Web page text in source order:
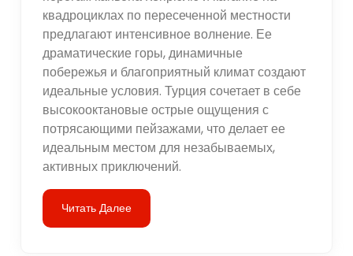
квадроциклах по пересеченной местности
предлагают интенсивное волнение. Ее
драматические горы, динамичные
побережья и благоприятный климат создают
идеальные условия. Турция сочетает в себе
высокооктановые острые ощущения с
потрясающими пейзажами, что делает ее
идеальным местом для незабываемых,
активных приключений.
Читать Далее